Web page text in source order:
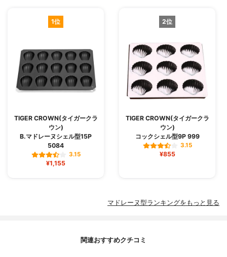
1位
TIGER CROWN(タイガークラ
ウン)
B.マドレーヌシェル型15P
5084
3.15
¥1,155
2位
TIGER CROWN(タイガークラ
ウン)
コックシェル型9P 999
3.15
¥855
マドレーヌ型ランキングをもっと見る
関連おすすめクチコミ